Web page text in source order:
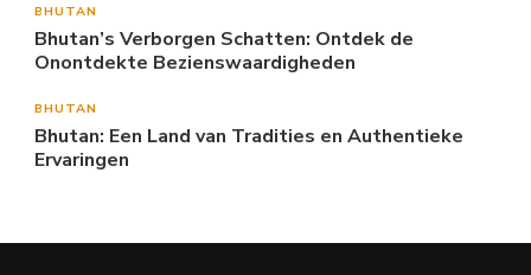
BHUTAN
Bhutan’s Verborgen Schatten: Ontdek de
Onontdekte Bezienswaardigheden
BHUTAN
Bhutan: Een Land van Tradities en Authentieke
Ervaringen